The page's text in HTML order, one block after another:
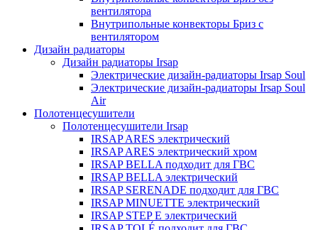
вентилятора
Внутрипольные конвекторы Бриз с
вентилятором
Дизайн радиаторы
Дизайн радиаторы Irsap
Электрические дизайн-радиаторы Irsap Soul
Электрические дизайн-радиаторы Irsap Soul
Air
Полотенцесушители
Полотенцесушители Irsap
IRSAP ARES электрический
IRSAP ARES электрический хром
IRSAP BELLA подходит для ГВС
IRSAP BELLA электрический
IRSAP SERENADE подходит для ГВС
IRSAP MINUETTE электрический
IRSAP STEP E электрический